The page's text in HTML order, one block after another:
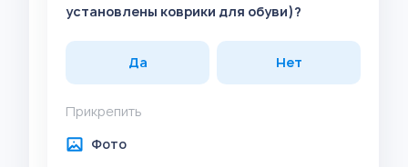
установлены коврики для обуви)?
Да Нет
Прикрепить
Фото